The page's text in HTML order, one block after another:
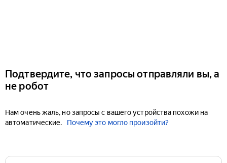
Подтвердите, что запросы отправляли вы, а
не робот
Нам очень жаль, но запросы с вашего устройства похожи на
автоматические.
Почему это могло произойти?